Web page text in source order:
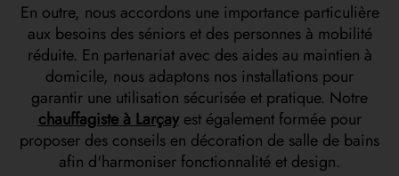
En outre, nous accordons une importance particulière
aux besoins des séniors et des personnes à mobilité
réduite. En partenariat avec des aides au maintien à
domicile, nous adaptons nos installations pour
garantir une utilisation sécurisée et pratique. Notre
chauffagiste à Larçayest également formée pour
proposer des conseils en décoration de salle de bains
afin d'harmoniser fonctionnalité et design.